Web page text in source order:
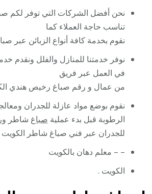
نحن أفضل الشركات التي توفر لكم
تناسب حاجة العملاء كما
نقوم بخدمة كافة أنواع الزبائن عبر
نوفر خدمتنا للمنازل والفلل ونقدم
في العمل عبر فريق
من عمال و رقم صباغ رخيص هندي
نقوم بوضع مواد عازلة للجدران
الرطوبة قبل بدء عملية صباغ شاطر
للجدران عبر فني صباغ شاطر الكويت
– – معلم دهان بالكويت
الكويت .